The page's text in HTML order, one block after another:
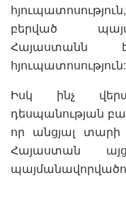
բերված
Հայաստանն
հյուպատոսություն:
Իսկ ինչ
դեսպանության
որ անցյալ տարի
Հայաստան